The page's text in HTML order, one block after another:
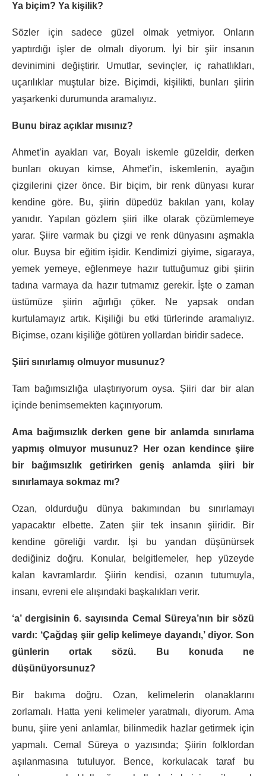
Ya biçim? Ya kişilik?
Sözler için sadece güzel olmak yetmiyor. Onların
yaptırdığı işler de olmalı diyorum. İyi bir şiir insanın
devinimini değiştirir. Umutlar, sevinçler, iç rahatlıkları,
uçarılıklar muştular bize. Biçimdi, kişilikti, bunları şiirin
yaşarkenki durumunda aramalıyız.
Bunu biraz açıklar mısınız?
Ahmet’in ayakları var, Boyalı iskemle güzeldir, derken
bunları okuyan kimse, Ahmet’in, iskemlenin, ayağın
çizgilerini çizer önce. Bir biçim, bir renk dünyası kurar
kendine göre. Bu, şiirin düpedüz bakılan yanı, kolay
yanıdır. Yapılan gözlem şiiri ilke olarak çözümlemeye
yarar. Şiire varmak bu çizgi ve renk dünyasını aşmakla
olur. Buysa bir eğitim işidir. Kendimizi giyime, sigaraya,
yemek yemeye, eğlenmeye hazır tuttuğumuz gibi şiirin
tadına varmaya da hazır tutmamız gerekir. İşte o zaman
üstümüze şiirin ağırlığı çöker. Ne yapsak ondan
kurtulamayız artık. Kişiliği bu etki türlerinde aramalıyız.
Biçimse, ozanı kişiliğe götüren yollardan biridir sadece.
Şiiri sınırlamış olmuyor musunuz?
Tam bağımsızlığa ulaştırıyorum oysa. Şiiri dar bir alan
içinde benimsemekten kaçınıyorum.
Ama bağımsızlık derken gene bir anlamda sınırlama
yapmış olmuyor musunuz? Her ozan kendince şiire
bir bağımsızlık getirirken geniş anlamda şiiri bir
sınırlamaya sokmaz mı?
Ozan, oldurduğu dünya bakımından bu sınırlamayı
yapacaktır elbette. Zaten şiir tek insanın şiiridir. Bir
kendine göreliği vardır. İşi bu yandan düşünürsek
dediğiniz doğru. Konular, belgitlemeler, hep yüzeyde
kalan kavramlardır. Şiirin kendisi, ozanın tutumuyla,
insanı, evreni ele alışındaki başkalıkları verir.
‘a’ dergisinin 6. sayısında Cemal Süreya’nın bir sözü
vardı: ‘Çağdaş şiir gelip kelimeye dayandı,’ diyor. Son
günlerin ortak sözü. Bu konuda ne
düşünüyorsunuz?
Bir bakıma doğru. Ozan, kelimelerin olanaklarını
zorlamalı. Hatta yeni kelimeler yaratmalı, diyorum. Ama
bunu, şiire yeni anlamlar, bilinmedik hazlar getirmek için
yapmalı. Cemal Süreya o yazısında; Şiirin folklordan
aşılanmasına tutuluyor. Bence, korkulacak taraf bu